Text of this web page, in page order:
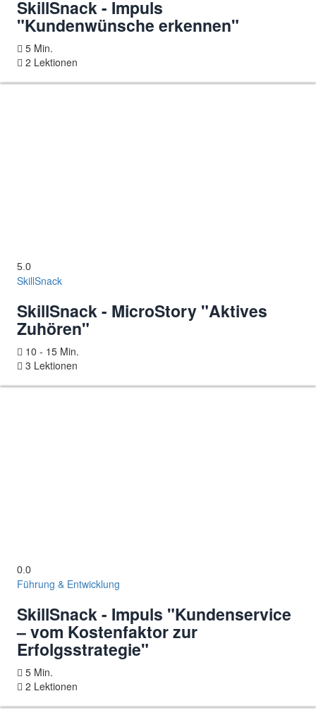
SkillSnack - Impuls
"Kundenwünsche erkennen"
5 Min.
2 Lektionen
5.0
SkillSnack
SkillSnack - MicroStory "Aktives
Zuhören"
10 - 15 Min.
3 Lektionen
0.0
Führung & Entwicklung
SkillSnack - Impuls "Kundenservice
– vom Kostenfaktor zur
Erfolgsstrategie"
5 Min.
2 Lektionen